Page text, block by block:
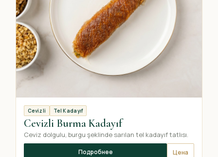
Cevizli Tel Kadayıf
Cevizli Burma Kadayıf
Ceviz dolgulu, burgu şeklinde sarılan tel kadayıf tatlısı.
Подробнее Цена